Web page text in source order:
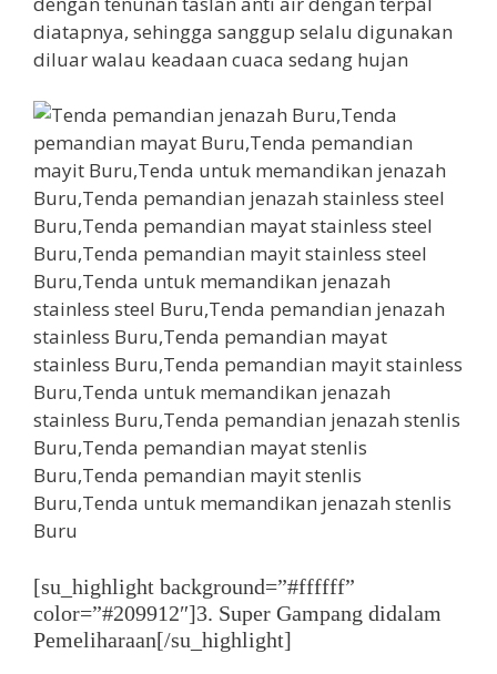
diatapnya, sehingga sanggup selalu digunakan
diluar walau keadaan cuaca sedang hujan
[su_highlight background=”#ffffff”
color=”#209912″]3. Super Gampang didalam
Pemeliharaan[/su_highlight]